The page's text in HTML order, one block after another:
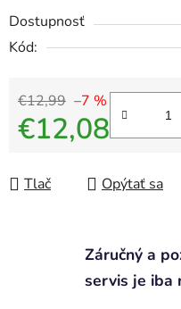
Dostupnosť
Kód:
€12,99 –7 %
€12,08
Tlač Opýtať sa
Záručný a
servis je iba